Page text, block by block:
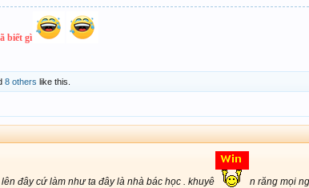
biết gì
8 others like this.
đây cứ làm như ta đây là nhà bác học . khuyê n răng mọi